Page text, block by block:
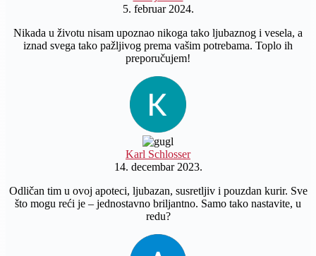
5. februar 2024.
Nikada u životu nisam upoznao nikoga tako ljubaznog i vesela, a
iznad svega tako pažljivog prema vašim potrebama. Toplo ih
preporučujem!
Karl Schlosser
14. decembar 2023.
Odličan tim u ovoj apoteci, ljubazan, susretljiv i pouzdan kurir. Sve
što mogu reći je – jednostavno briljantno. Samo tako nastavite, u
redu?